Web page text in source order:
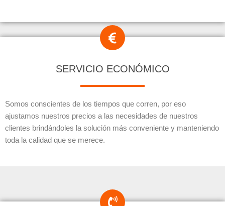
SERVICIO ECONÓMICO
Somos conscientes de los tiempos que corren, por eso
ajustamos nuestros precios a las necesidades de nuestros
clientes brindándoles la solución más conveniente y manteniendo
toda la calidad que se merece.